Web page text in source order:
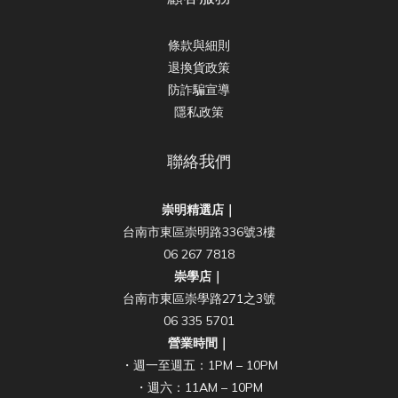
條款與細則
退換貨政策
防詐騙宣導
隱私政策
聯絡我們
崇明精選店｜
台南市東區崇明路336號3樓
06 267 7818
崇學店｜
台南市東區崇學路271之3號
06 335 5701
營業時間｜
・週一至週五：1PM – 10PM
・週六：11AM – 10PM